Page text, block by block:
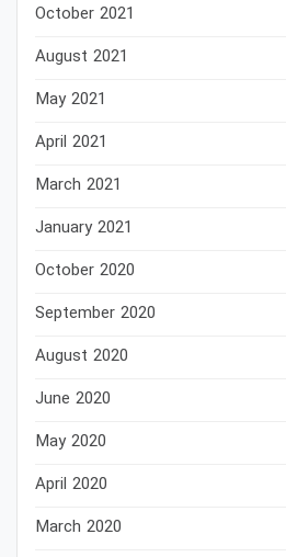
October 2021
August 2021
May 2021
April 2021
March 2021
January 2021
October 2020
September 2020
August 2020
June 2020
May 2020
April 2020
March 2020